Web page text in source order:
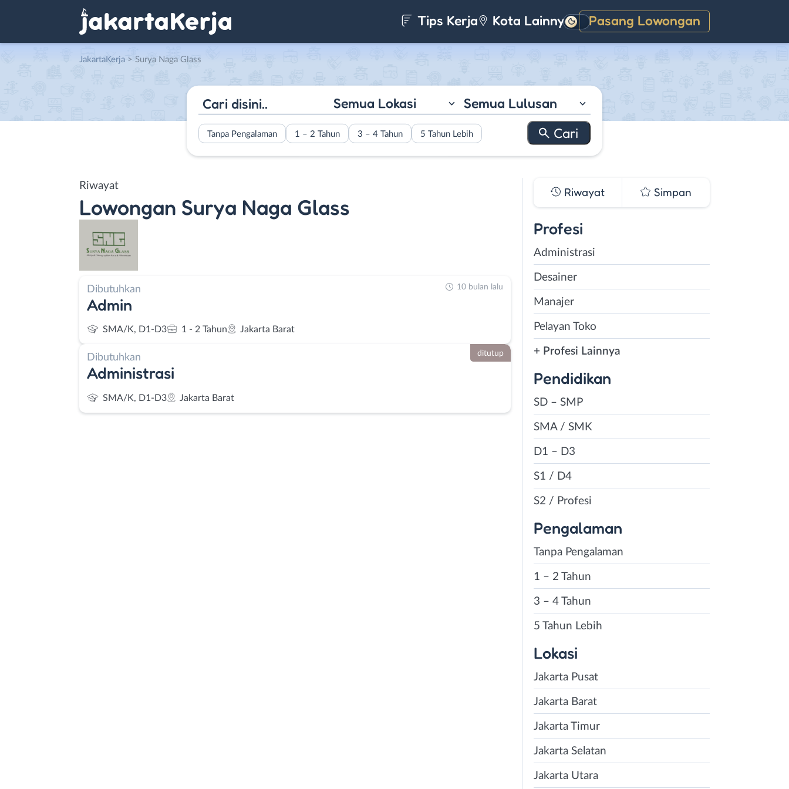
Tips Kerja Kota Lainnya Pasang Lowongan
Gelap
JakartaKerja > Surya Naga Glass
Semua Lokasi Semua Lulusan
Tanpa Pengalaman 1 – 2 Tahun 3 – 4 Tahun 5 Tahun Lebih
Riwayat
Lowongan Surya Naga Glass
Dibutuhkan
Admin
SMA/K, D1-D3 1 - 2 Tahun Jakarta Barat
10 bulan lalu
Dibutuhkan
Administrasi
SMA/K, D1-D3 Jakarta Barat
ditutup
Riwayat Simpan
Profesi
Administrasi
Desainer
Manajer
Pelayan Toko
+ Profesi Lainnya
Pendidikan
SD – SMP
SMA / SMK
D1 – D3
S1 / D4
S2 / Profesi
Pengalaman
Tanpa Pengalaman
1 – 2 Tahun
3 – 4 Tahun
5 Tahun Lebih
Lokasi
Jakarta Pusat
Jakarta Barat
Jakarta Timur
Jakarta Selatan
Jakarta Utara